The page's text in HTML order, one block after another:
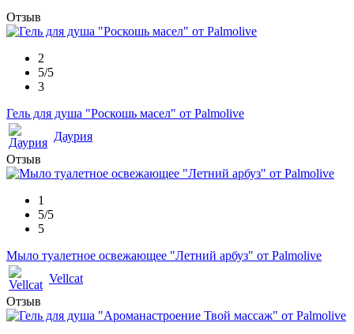
Отзыв
2
5/5
3
Гель для душа "Роскошь масел" от Palmolive
Даурия
Отзыв
1
5/5
5
Мыло туалетное освежающее "Летний арбуз" от Palmolive
Vellcat
Отзыв